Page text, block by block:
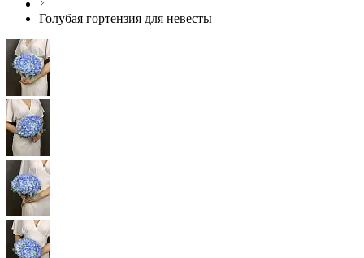
Голубая гортензия для невесты